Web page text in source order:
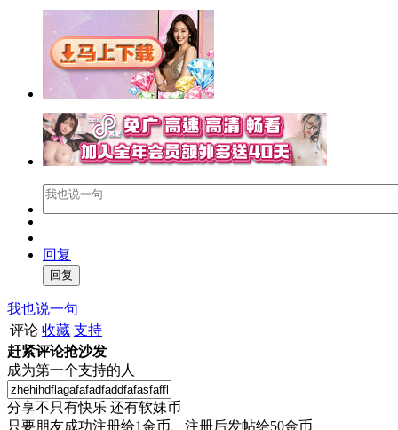
回复
我也说一句
评论 收藏 支持
赶紧评论抢沙发
成为第一个支持的人
分享不只有快乐 还有软妹币
只要朋友成功注册给1金币、注册后发帖给50金币